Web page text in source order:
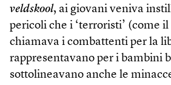
veldskool, ai giovani veniva
pericoli che i ‘terroristi’ (come
chiamava i combattenti per la
rappresentavano per i bambini
sottolineavano anche le